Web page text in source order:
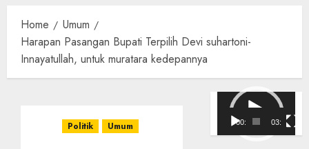
Home
Umum
Harapan Pasangan Bupati Terpilih Devi suhartoni-
Innayatullah, untuk muratara kedepannya
Politik Umum
Pemutar
Video
00:00 03:08